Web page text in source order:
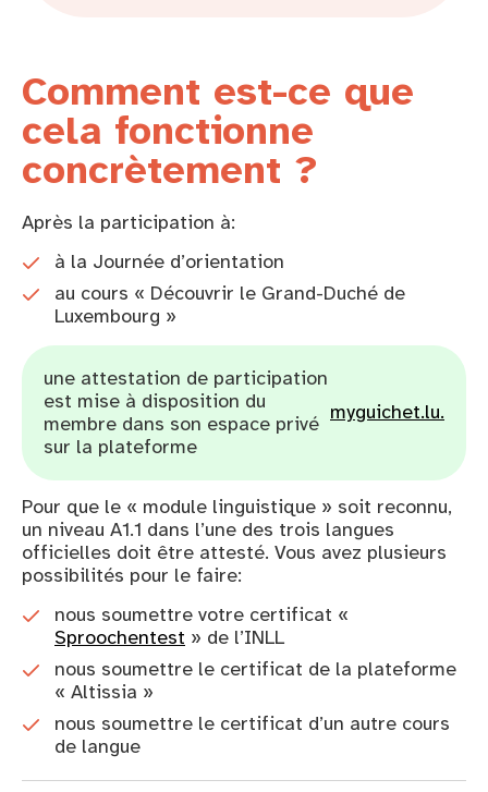
Comment est-ce que
cela fonctionne
concrètement ?
Après la participation à:
à la Journée d’orientation
au cours « Découvrir le Grand-Duché de
Luxembourg »
une attestation de participation
est mise à disposition du
membre dans son espace privé
sur la plateforme
myguichet.lu.
Pour que le « module linguistique » soit reconnu,
un niveau A1.1 dans l’une des trois langues
officielles doit être attesté. Vous avez plusieurs
possibilités pour le faire:
nous soumettre votre certificat «
Sproochentest » de l’INLL
nous soumettre le certificat de la plateforme
« Altissia »
nous soumettre le certificat d’un autre cours
de langue